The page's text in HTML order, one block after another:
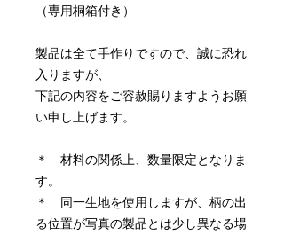
（専用桐箱付き）
製品は全て手作りですので、誠に恐れ
入りますが、
下記の内容をご容赦賜りますようお願
い申し上げます。
＊ 材料の関係上、数量限定となりま
す。
＊ 同一生地を使用しますが、柄の出
る位置が写真の製品とは少し異なる場